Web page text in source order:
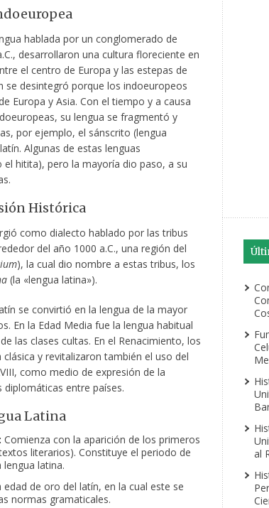
hablada por un conglomerado de
desarrollaron una cultura floreciente en
el centro de Europa y las estepas de
se desintegró porque los indoeuropeos
Europa y Asia. Con el tiempo y a causa
su lengua se fragmentó y
por ejemplo, el sánscrito (lengua
Algunas de estas lenguas
hitita), pero la mayoría dio paso, a su
Histórica
como dialecto hablado por las tribus
del año 1000 a.C., una región del
), la cual dio nombre a estas tribus, los
(la «lengua latina»).
se convirtió en la lengua de la mayor
En la Edad Media fue la lengua habitual
las clases cultas. En el Renacimiento, los
y revitalizaron también el uso del
como medio de expresión de la
entre países.
Latina
Comienza con la aparición de los primeros
literarios). Constituye el periodo de
latina.
edad de oro del latín, en la cual este se
normas gramaticales.
al